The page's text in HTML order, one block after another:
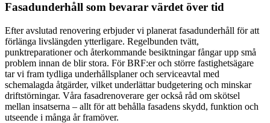
Fasadunderhåll som bevarar värdet över tid
Efter avslutad renovering erbjuder vi planerat fasadunderhåll för att
förlänga livslängden ytterligare. Regelbunden tvätt,
punktreparationer och återkommande besiktningar fångar upp små
problem innan de blir stora. För BRF:er och större fastighetsägare
tar vi fram tydliga underhållsplaner och serviceavtal med
schemalagda åtgärder, vilket underlättar budgetering och minskar
driftstörningar. Våra fasadrenoverare ger också råd om skötsel
mellan insatserna – allt för att behålla fasadens skydd, funktion och
utseende i många år framöver.